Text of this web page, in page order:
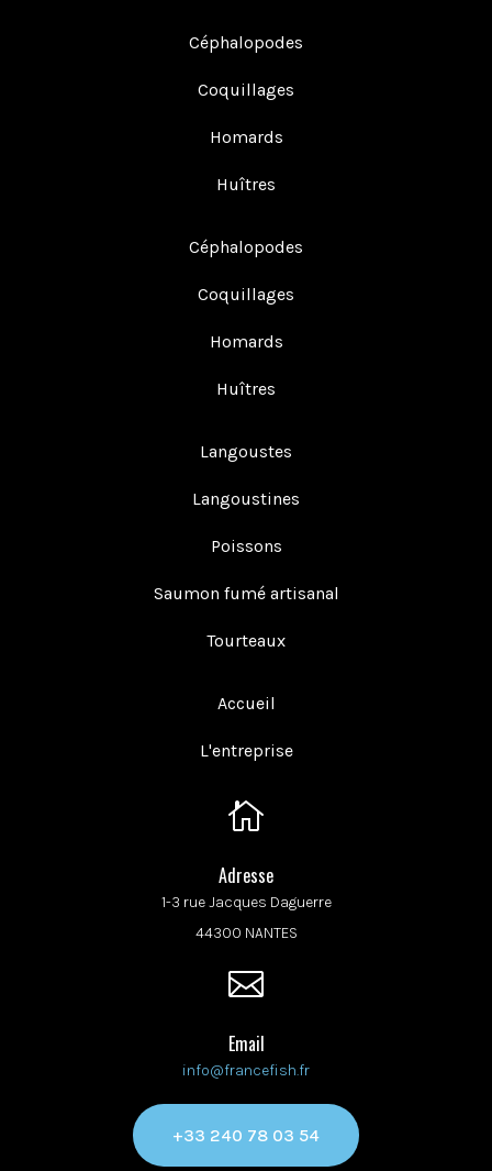
Céphalopodes
Coquillages
Homards
Huîtres
Céphalopodes
Coquillages
Homards
Huîtres
Langoustes
Langoustines
Poissons
Saumon fumé artisanal
Tourteaux
Accueil
L'entreprise

Adresse
1-3 rue Jacques Daguerre
44300 NANTES

Email
info@francefish.fr
+33 240 78 03 54